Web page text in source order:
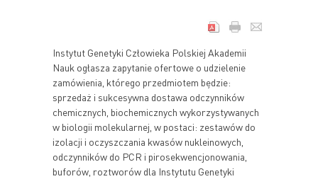
Instytut Genetyki Człowieka Polskiej Akademii
Nauk ogłasza zapytanie ofertowe o udzielenie
zamówienia, którego przedmiotem będzie:
sprzedaż i sukcesywna dostawa odczynników
chemicznych, biochemicznych wykorzystywanych
w biologii molekularnej, w postaci: zestawów do
izolacji i oczyszczania kwasów nukleinowych,
odczynników do PCR i pirosekwencjonowania,
buforów, roztworów dla Instytutu Genetyki